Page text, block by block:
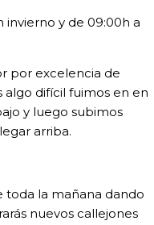
invierno y de 09:00h a
por excelencia de
algo difícil fuimos en en
y luego subimos
arriba.
toda la mañana dando
nuevos callejones